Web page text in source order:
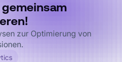
zur Optimierung von